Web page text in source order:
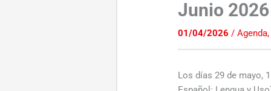
Junio 2026
01/04/2026/Agenda,
Los días 29 de mayo,